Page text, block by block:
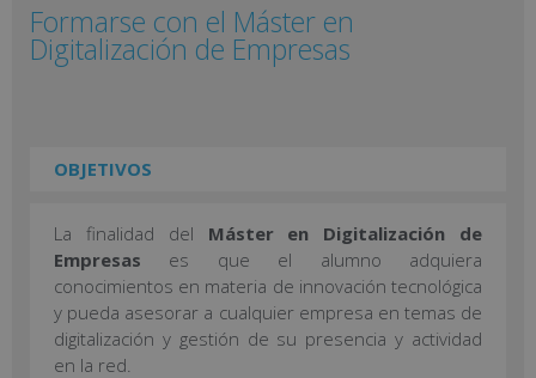
Formarse con el Máster en
Digitalización de Empresas
OBJETIVOS
La finalidad del Máster en Digitalización de
Empresas es que el alumno adquiera
conocimientos en materia de innovación tecnológica
y pueda asesorar a cualquier empresa en temas de
digitalización y gestión de su presencia y actividad
en la red.